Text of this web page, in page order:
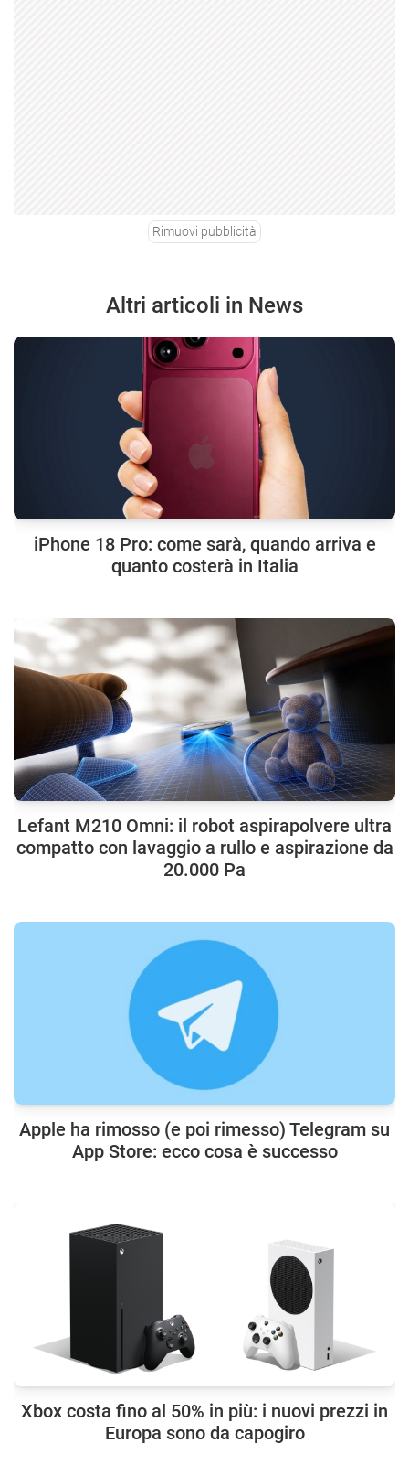
Rimuovi pubblicità
Altri articoli in News
iPhone 18 Pro: come sarà, quando arriva e
quanto costerà in Italia
Lefant M210 Omni: il robot aspirapolvere ultra
compatto con lavaggio a rullo e aspirazione da
20.000 Pa
Apple ha rimosso (e poi rimesso) Telegram su
App Store: ecco cosa è successo
Xbox costa fino al 50% in più: i nuovi prezzi in
Europa sono da capogiro